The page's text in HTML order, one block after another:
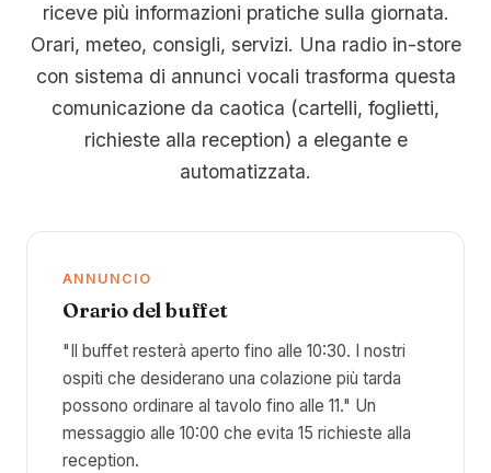
riceve più informazioni pratiche sulla giornata.
Orari, meteo, consigli, servizi. Una radio in-store
con sistema di annunci vocali trasforma questa
comunicazione da caotica (cartelli, foglietti,
richieste alla reception) a elegante e
automatizzata.
ANNUNCIO
Orario del buffet
"Il buffet resterà aperto fino alle 10:30. I nostri
ospiti che desiderano una colazione più tarda
possono ordinare al tavolo fino alle 11." Un
messaggio alle 10:00 che evita 15 richieste alla
reception.